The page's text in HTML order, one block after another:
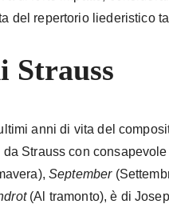
del repertorio liederistico
Strauss
anni di vita del
Strauss con
September
(Al tramonto), è di